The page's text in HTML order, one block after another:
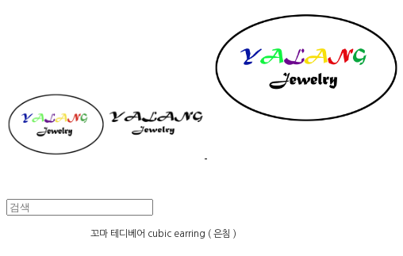
꼬마 테디베어 cubic earring ( 은침 )